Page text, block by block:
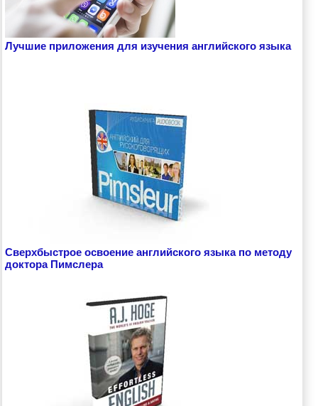
Лучшие приложения для изучения английского языка
Сверхбыстрое освоение английского языка по методу
доктора Пимслера